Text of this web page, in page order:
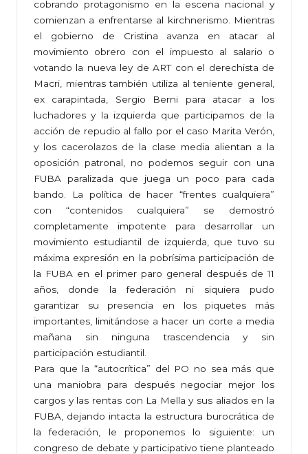
cobrando protagonismo en la escena nacional y
comienzan a enfrentarse al kirchnerismo. Mientras
el gobierno de Cristina avanza en atacar al
movimiento obrero con el impuesto al salario o
votando la nueva ley de ART con el derechista de
Macri, mientras también utiliza al teniente general,
ex carapintada, Sergio Berni para atacar a los
luchadores y la izquierda que participamos de la
acción de repudio al fallo por el caso Marita Verón,
y los cacerolazos de la clase media alientan a la
oposición patronal, no podemos seguir con una
FUBA paralizada que juega un poco para cada
bando. La política de hacer “frentes cualquiera”
con “contenidos cualquiera” se demostró
completamente impotente para desarrollar un
movimiento estudiantil de izquierda, que tuvo su
máxima expresión en la pobrísima participación de
la FUBA en el primer paro general después de 11
años, donde la federación ni siquiera pudo
garantizar su presencia en los piquetes más
importantes, limitándose a hacer un corte a media
mañana sin ninguna trascendencia y sin
participación estudiantil.
Para que la “autocrítica” del PO no sea más que
una maniobra para después negociar mejor los
cargos y las rentas con La Mella y sus aliados en la
FUBA, dejando intacta la estructura burocrática de
la federación, le proponemos lo siguiente: un
congreso de debate y participativo tiene planteado